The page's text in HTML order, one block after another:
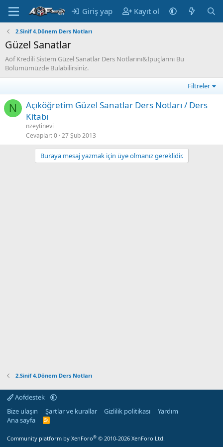
Giriş yap Kayıt ol
2.Sinif 4.Dönem Ders Notları
Güzel Sanatlar
Aöf Kredili Sistem Güzel Sanatlar Ders Notlarını&İpuçlarını Bu
Bölümümüzde Bulabilirsiniz.
Filtreler
N
Açıköğretim Güzel Sanatlar Ders Notları / Ders
Kitabı
nzeytinevi
Cevaplar 0 27 Şub 2013
Buraya mesaj yazmak için üye olmanız gereklidir.
2.Sinif 4.Dönem Ders Notları
Aofdestek
Bize ulaşın
Şartlar ve kurallar Gizlilik politikası
Yardım
Ana sayfa
R
Community platform by XenForo® © 2010-2026 XenForo Ltd.